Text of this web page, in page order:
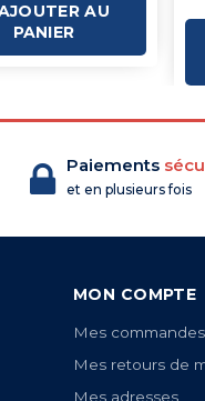
AU
PANIER
Paiements
et en plusieurs fois
MON COMPTE
Mes commandes
Mes retours de
Mes adresses